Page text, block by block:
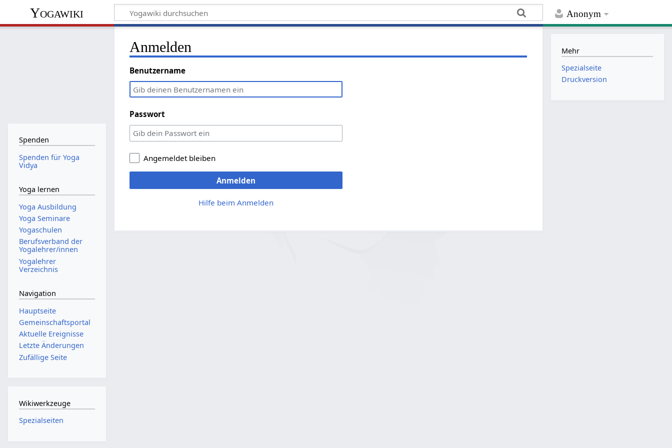
Anonym
Yogawiki
Anmelden
Benutzername
Passwort
Angemeldet bleiben
Anmelden
Hilfe beim Anmelden
Spenden
Spenden für Yoga
Vidya
Yoga lernen
Yoga Ausbildung
Yoga Seminare
Yogaschulen
Berufsverband der
Yogalehrer/innen
Yogalehrer
Verzeichnis
Navigation
Hauptseite
Gemeinschafts­portal
Aktuelle Ereignisse
Letzte Änderungen
Zufällige Seite
Wikiwerkzeuge
Spezialseiten
Mehr
Spezialseite
Druckversion